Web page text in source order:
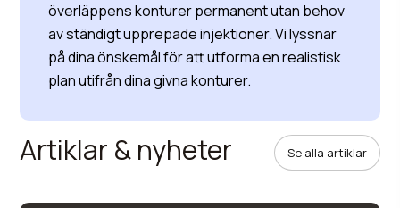
överläppens konturer permanent utan behov
av ständigt upprepade injektioner. Vi lyssnar
på dina önskemål för att utforma en realistisk
plan utifrån dina givna konturer.
Artiklar & nyheter Se alla artiklar